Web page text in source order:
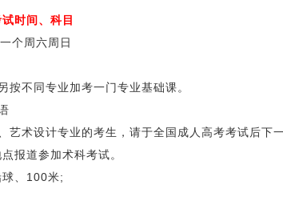
时间、科目
个周六周日
不同专业加考一门专业基础课。
术设计专业的考生，请于全国成人高考考试后下
报道参加术科考试。
、100米;